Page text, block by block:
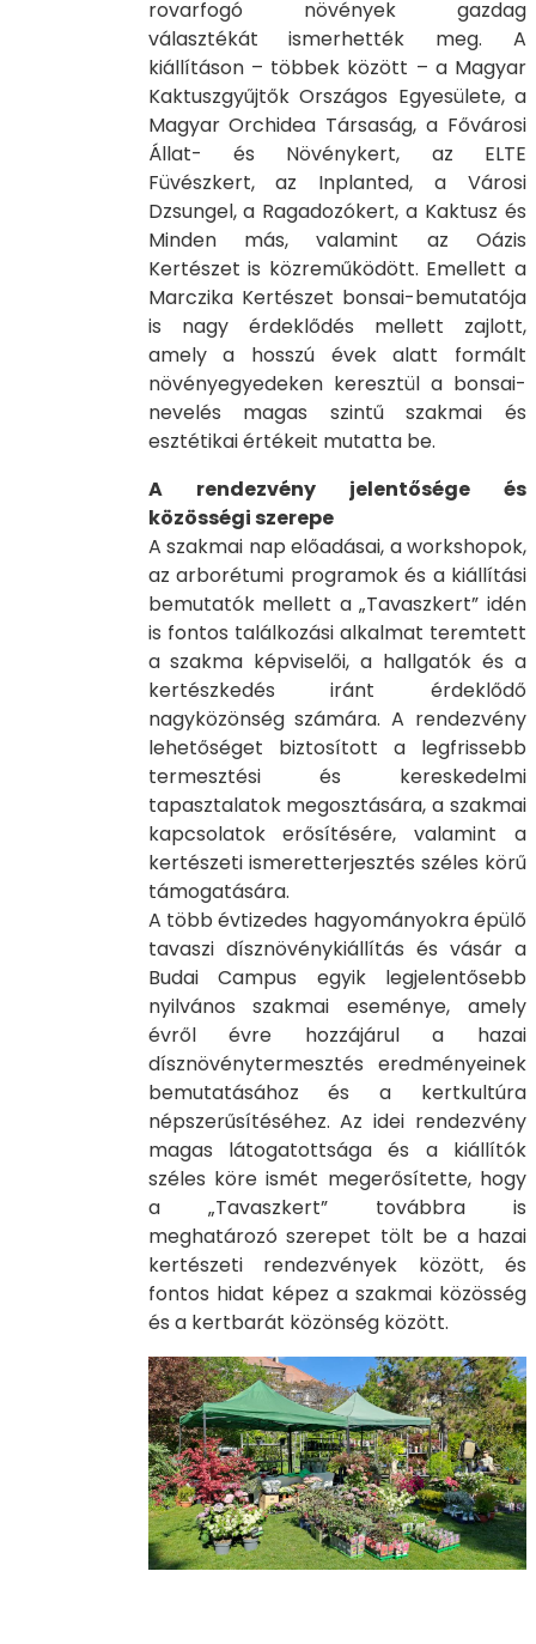
rovarfogó növények gazdag
választékát ismerhették meg. A
kiállításon – többek között – a Magyar
Kaktuszgyűjtők Országos Egyesülete, a
Magyar Orchidea Társaság, a Fővárosi
Állat- és Növénykert, az ELTE
Füvészkert, az Inplanted, a Városi
Dzsungel, a Ragadozókert, a Kaktusz és
Minden más, valamint az Oázis
Kertészet is közreműködött. Emellett a
Marczika Kertészet bonsai-bemutatója
is nagy érdeklődés mellett zajlott,
amely a hosszú évek alatt formált
növényegyedeken keresztül a bonsai-
nevelés magas szintű szakmai és
esztétikai értékeit mutatta be.
A rendezvény jelentősége és
közösségi szerepe
A szakmai nap előadásai, a workshopok,
az arborétumi programok és a kiállítási
bemutatók mellett a „Tavaszkert” idén
is fontos találkozási alkalmat teremtett
a szakma képviselői, a hallgatók és a
kertészkedés iránt érdeklődő
nagyközönség számára. A rendezvény
lehetőséget biztosított a legfrissebb
termesztési és kereskedelmi
tapasztalatok megosztására, a szakmai
kapcsolatok erősítésére, valamint a
kertészeti ismeretterjesztés széles körű
támogatására.
A több évtizedes hagyományokra épülő
tavaszi dísznövénykiállítás és vásár a
Budai Campus egyik legjelentősebb
nyilvános szakmai eseménye, amely
évről évre hozzájárul a hazai
dísznövénytermesztés eredményeinek
bemutatásához és a kertkultúra
népszerűsítéséhez. Az idei rendezvény
magas látogatottsága és a kiállítók
széles köre ismét megerősítette, hogy
a „Tavaszkert” továbbra is
meghatározó szerepet tölt be a hazai
kertészeti rendezvények között, és
fontos hidat képez a szakmai közösség
és a kertbarát közönség között.